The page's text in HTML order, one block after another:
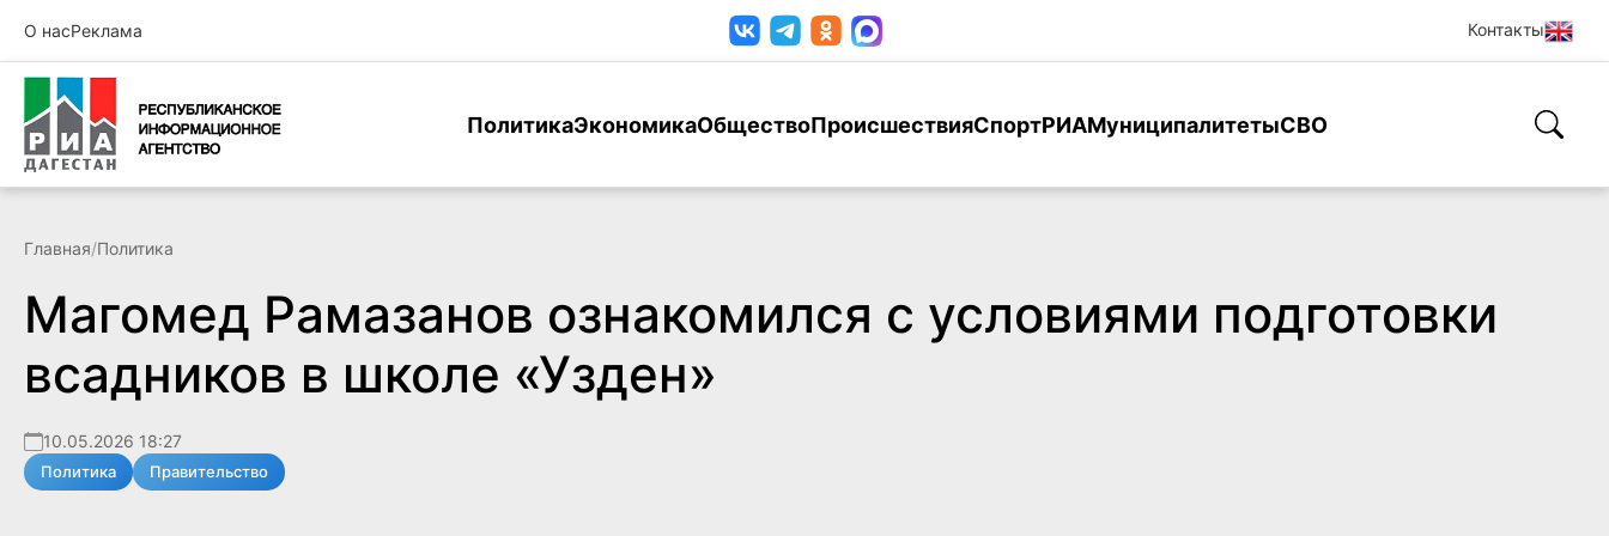
О насРеклама Контакты
ПолитикаЭкономикаОбществоПроисшествияСпортРИАМуниципалитетыСВО
Главная/Политика
Магомед Рамазанов ознакомился с условиями подготовки
всадников в школе «Узден»
10.05.2026 18:27
Политика Правительство